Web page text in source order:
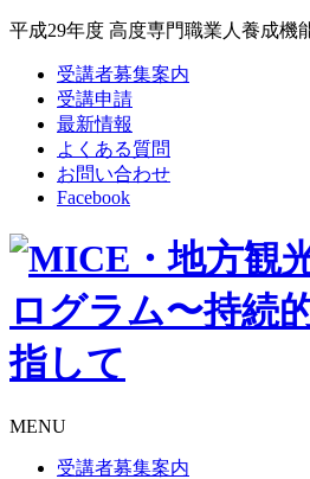
平成29年度 高度専門職業人養成機
受講者募集案内
受講申請
最新情報
よくある質問
お問い合わせ
Facebook
MENU
受講者募集案内